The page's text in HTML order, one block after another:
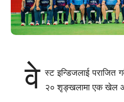
वे स्ट इन्डिजलाई पराजित
२० शृङ्खलामा एक खेल